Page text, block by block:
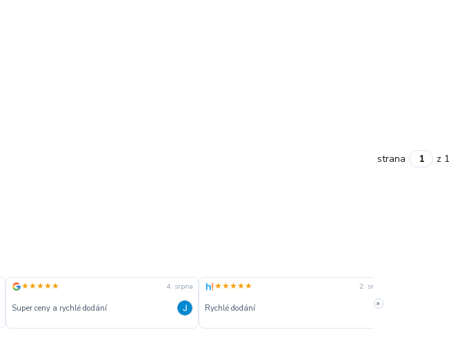
strana z 1
★★★★★ 4. srpna
Super ceny a rychlé dodání
★★★★★ 2. srpna
Rychlé dodání »